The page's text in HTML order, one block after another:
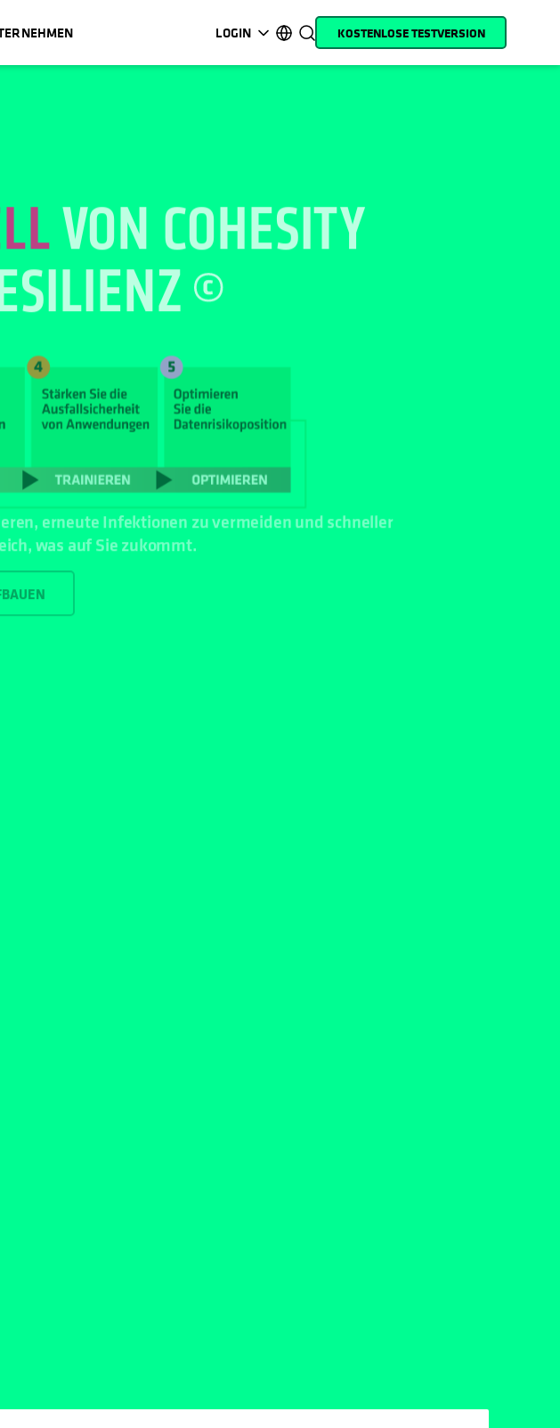
LOGIN
wird in einer neuen Registerkarte
wird in einer neuen Registerkarte geöffnet
wird in einer neuen Registerkarte geöffnet
wird in einer neuen Registerkarte geöffnet
Produktdokumentation
wird in einer neuen Registerkarte geöffnet
wird in einer neuen Registerkarte geöffnet
Cohesity Community
wird in einer neuen
wird in einer neuen Registerkarte geöffnet
Português (Brazil)
KOSTENLOSE TESTVERSION
VON COHESITY
erneute Infektionen zu vermeiden und schneller
was auf Sie zukommt.